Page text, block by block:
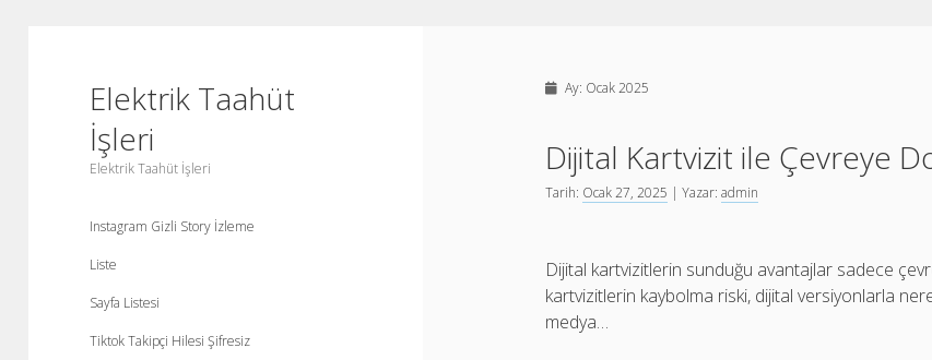
Elektrik Taahüt
İşleri
Elektrik Taahüt İşleri
Instagram Gizli Story İzleme
Liste
Sayfa Listesi
Tiktok Takipçi Hilesi Şifresiz
Ay: Ocak 2025
Dijital Kartvizit ile Çevreye
Tarih: Ocak 27, 2025 | Yazar:admin
Dijital kartvizitlerin sunduğu avantajlar sadece çevre
kartvizitlerin kaybolma riski, dijital versiyonlarla
medya…